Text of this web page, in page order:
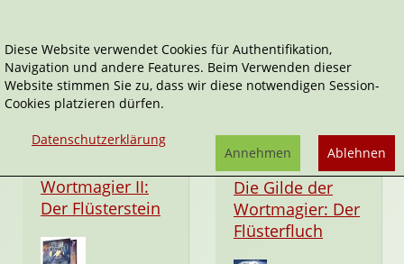
Die Gilde der Wortmagier
Wortmagier II:
Der Flüsterstein
Taschenbuch
Die Gilde der
Wortmagier: Der
Flüsterfluch
Diese Website verwendet Cookies für Authentifikation,
Navigation und andere Features. Beim Verwenden dieser
Website stimmen Sie zu, dass wir diese notwendigen Session-
Cookies platzieren dürfen.
Datenschutzerklärung
Ablehnen
Annehmen